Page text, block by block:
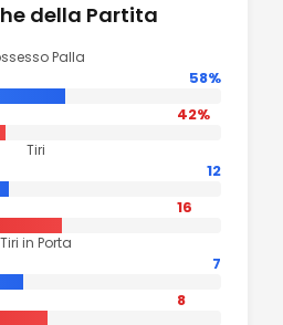
della Partita
Palla
58%
42%
Tiri
12
16
Tiri in Porta
7
8